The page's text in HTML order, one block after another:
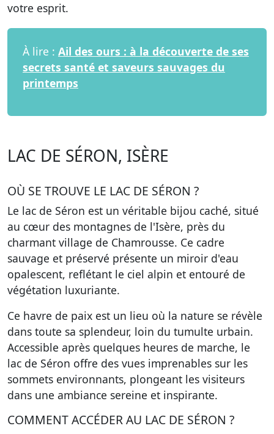
votre esprit.
À lire : Ail des ours : à la découverte de ses
secrets santé et saveurs sauvages du
printemps
LAC DE SÉRON, ISÈRE
OÙ SE TROUVE LE LAC DE SÉRON ?
Le lac de Séron est un véritable bijou caché, situé
au cœur des montagnes de l'Isère, près du
charmant village de Chamrousse. Ce cadre
sauvage et préservé présente un miroir d'eau
opalescent, reflétant le ciel alpin et entouré de
végétation luxuriante.
Ce havre de paix est un lieu où la nature se révèle
dans toute sa splendeur, loin du tumulte urbain.
Accessible après quelques heures de marche, le
lac de Séron offre des vues imprenables sur les
sommets environnants, plongeant les visiteurs
dans une ambiance sereine et inspirante.
COMMENT ACCÉDER AU LAC DE SÉRON ?